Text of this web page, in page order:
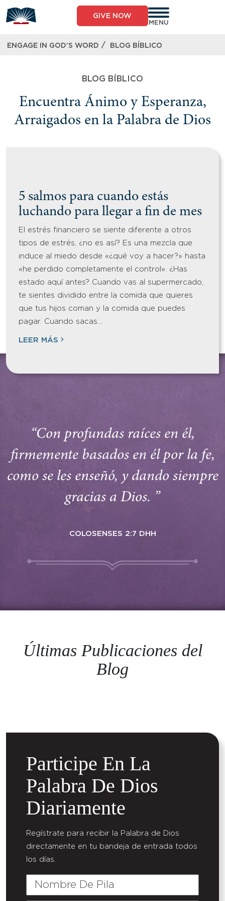
to
content
GIVE NOW
MENU
ENGAGE IN GOD’S WORD / BLOG BÍBLICO
BLOG BÍBLICO
Encuentra Ánimo y Esperanza,
Arraigados en la Palabra de Dios​
5 salmos para cuando estás
luchando para llegar a fin de mes
El estrés financiero se siente diferente a otros
tipos de estrés, ¿no es así? Es una mezcla que
induce al miedo desde «¿qué voy a hacer?» hasta
«he perdido completamente el control». ¿Has
estado aquí antes? Cuando vas al supermercado,
te sientes dividido entre la comida que quieres
que tus hijos coman y la comida que puedes
pagar. Cuando sacas…
LEER MÁS
“Con profundas raíces en él,
firmemente basados en él por la fe,
como se les enseñó, y dando siempre
gracias a Dios. ”
COLOSENSES 2:7 DHH
Últimas Publicaciones del
Blog
Participe En La
Palabra De Dios
Diariamente
Regístrate para recibir la Palabra de Dios
directamente en tu bandeja de entrada todos
los días.
Nombre